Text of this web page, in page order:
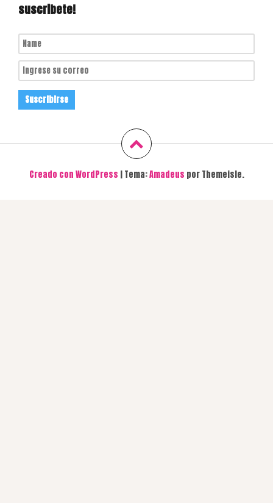
suscribete!
Creado con WordPress |Tema:Amadeus por Themeisle.